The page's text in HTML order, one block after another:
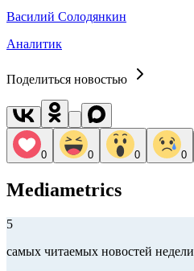
Василий Солодянкин
Аналитик
Поделиться новостью
0 0 0 0
Mediametrics
5
самых читаемых новостей недели